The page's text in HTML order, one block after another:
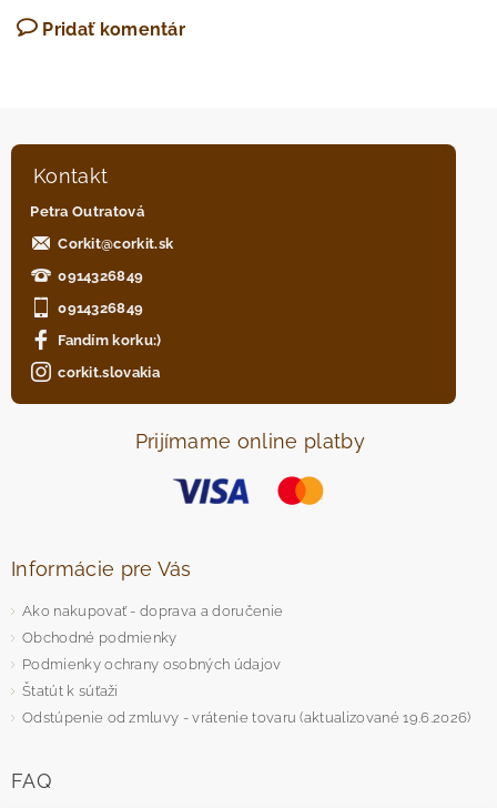
Pridať komentár
Kontakt
Petra Outratová
Corkit@corkit.sk
0914326849
0914326849
Fandím korku:)
corkit.slovakia
Prijímame online platby
Informácie pre Vás
Ako nakupovať - doprava a doručenie
Obchodné podmienky
Podmienky ochrany osobných údajov
Štatút k súťaži
Odstúpenie od zmluvy - vrátenie tovaru (aktualizované 19.6.2026)
FAQ